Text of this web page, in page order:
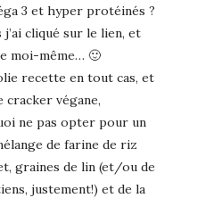
3 et hyper protéinés ?
j’ai cliqué sur le lien, et
moi-même… 🙂
recette en tout cas, et
cracker végane,
ne pas opter pour un
de farine de riz
graines de lin (et/ou de
justement!) et de la